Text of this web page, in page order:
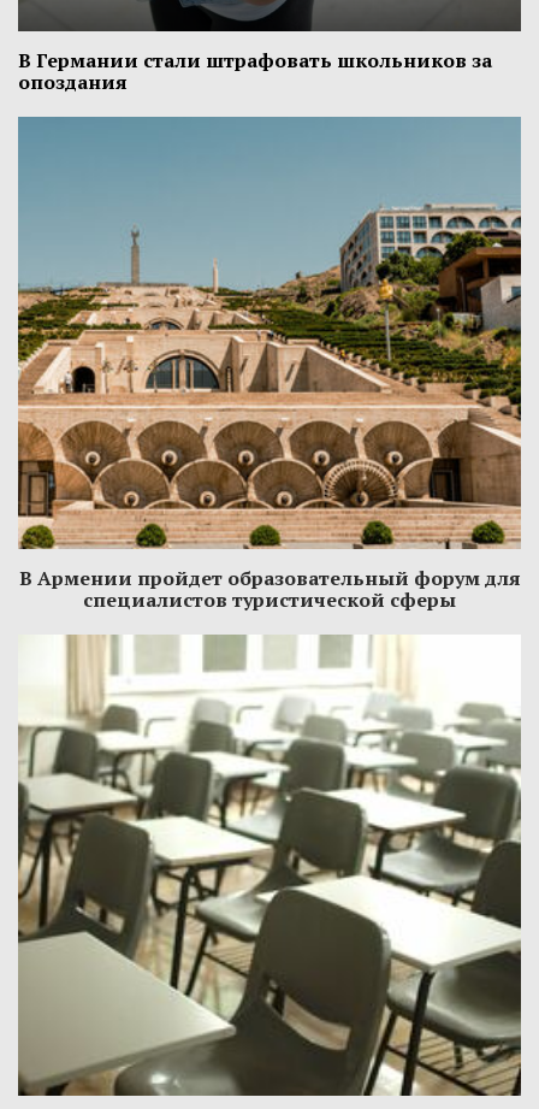
В Германии стали штрафовать школьников за
опоздания
В Армении пройдет образовательный форум для
специалистов туристической сферы